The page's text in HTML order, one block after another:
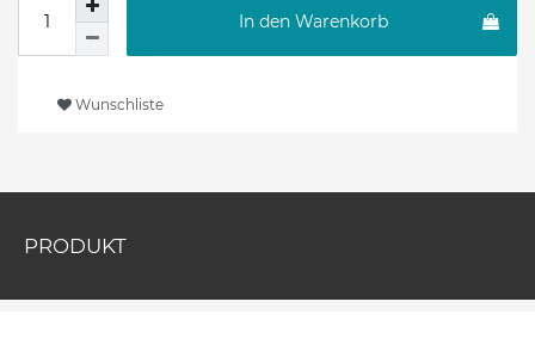
In den Warenkorb
Wunschliste
PRODUKT